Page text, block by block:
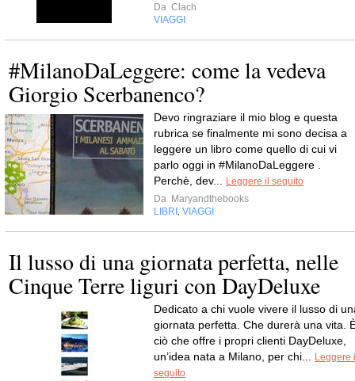
Da Clach
VIAGGI
#MilanoDaLeggere: come la vedeva
Giorgio Scerbanenco?
Devo ringraziare il mio blog e questa
rubrica se finalmente mi sono decisa a
leggere un libro come quello di cui vi
parlo oggi in #MilanoDaLeggere .
Perchè, dev...
Leggere il seguito
Da Maryandthebooks
LIBRI
VIAGGI
Il lusso di una giornata perfetta, nelle
Cinque Terre liguri con DayDeluxe
Dedicato a chi vuole vivere il lusso di
giornata perfetta. Che durerà una vita.
ciò che offre i propri clienti DayDeluxe,
un’idea nata a Milano, per chi...
Leggere
seguito